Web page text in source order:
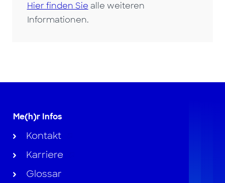
Hier finden Sie alle weiteren
Informationen.
Me(h)r Infos
Kontakt
Karriere
Glossar